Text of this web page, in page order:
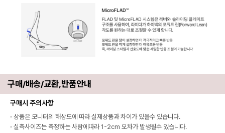
구매/배송/교환,반품안내
구매시 주의사항
· 상품은 모니터의 해상도에 따라 실제상품과 차이가 있을수 있습니다.
· 실측사이즈는 측정하는 사람에따라 1-2cm 오차가 발생될수 있습니다.